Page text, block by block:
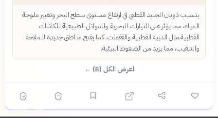
يتسبب ذوبان الجليد القطبي في ارتفاع مستوى سطح البحر وتغيير ملوحة
المياه، مما يؤثر على التيارات البحرية والموائل الطبيعية للكائنات
القطبية مثل الدببة القطبية والفقمات. كما يفتح مناطق جديدة للملاحة
والتنقيب، مما يزيد من الضغوط البيئية.
اعرض الكل (8) ←